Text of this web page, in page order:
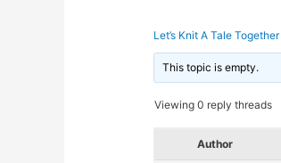
Let’s Knit A Tale Together
This topic is empty.
Viewing 0 reply threads
Author